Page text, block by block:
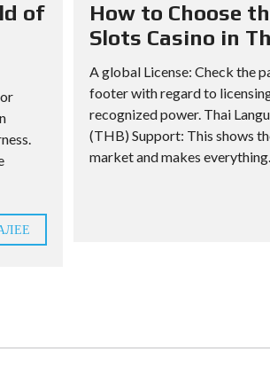
of
How to Choose
Slots Casino in
A global License: Check the
footer with regard to
recognized power. Thai
(THB) Support: This shows
market and makes